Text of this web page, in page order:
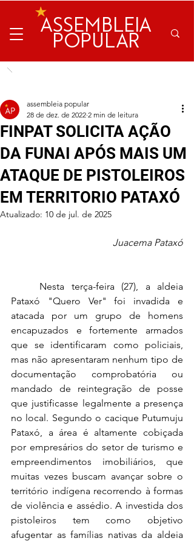
ASSEMBLEIA
POPULAR
FINPAT SOLICITA AÇÃO
DA FUNAI APÓS MAIS UM
ATAQUE DE PISTOLEIROS
EM TERRITORIO PATAXÓ
assembleia popular
28 de dez. de 2022 2 min de leitura
Atualizado: 10 de jul. de 2025
Juacema Pataxó
Nesta terça-feira (27), a aldeia
Pataxó "Quero Ver" foi invadida e
atacada por um grupo de homens
encapuzados e fortemente armados
que se identificaram como policiais,
mas não apresentaram nenhum tipo de
documentação comprobatória ou
mandado de reintegração de posse
que justificasse legalmente a presença
no local. Segundo o cacique Putumuju
Pataxó, a área é altamente cobiçada
por empresários do setor de turismo e
empreendimentos imobiliários, que
muitas vezes buscam avançar sobre o
território indígena recorrendo à formas
de violência e assédio. A investida dos
pistoleiros tem como objetivo
afugentar as famílias nativas da aldeia